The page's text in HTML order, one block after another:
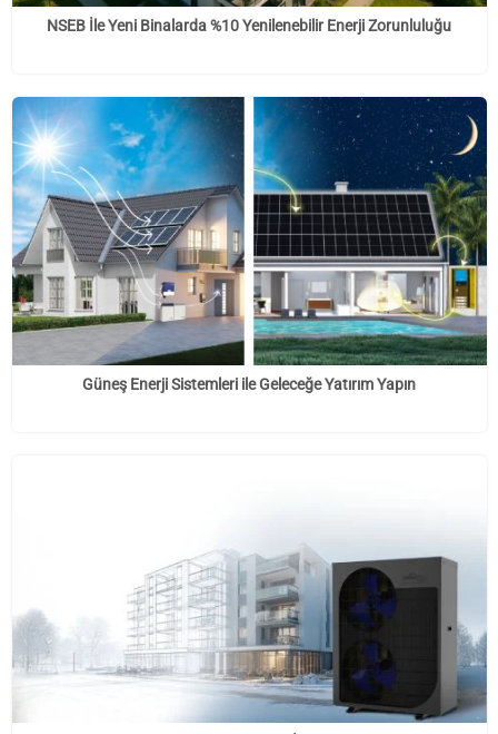
NSEB İle Yeni Binalarda %10 Yenilenebilir Enerji Zorunluluğu
Güneş Enerji Sistemleri ile Geleceğe Yatırım Yapın